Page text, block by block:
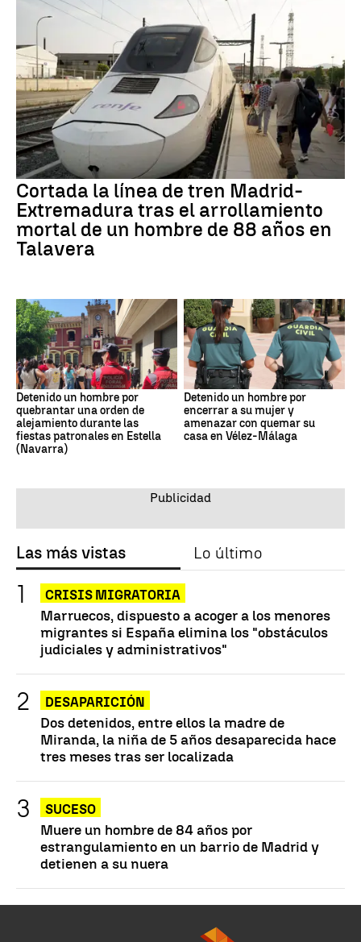
Cortada la línea de tren Madrid-
Extremadura tras el arrollamiento
mortal de un hombre de 88 años en
Talavera
Detenido un hombre por
quebrantar una orden de
alejamiento durante las
fiestas patronales en Estella
(Navarra)
Detenido un hombre por
encerrar a su mujer y
amenazar con quemar su
casa en Vélez-Málaga
Las más vistas Lo último
CRISIS MIGRATORIA
Marruecos, dispuesto a acoger a los menores
migrantes si España elimina los "obstáculos
judiciales y administrativos"
DESAPARICIÓN
Dos detenidos, entre ellos la madre de
Miranda, la niña de 5 años desaparecida hace
tres meses tras ser localizada
SUCESO
Muere un hombre de 84 años por
estrangulamiento en un barrio de Madrid y
detienen a su nuera